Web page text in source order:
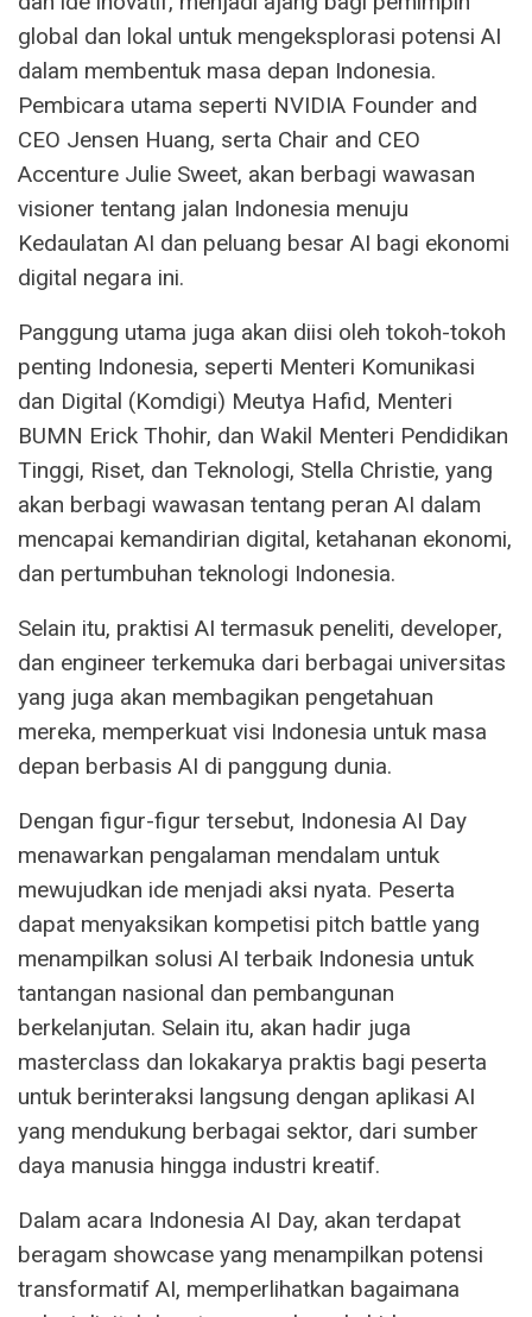
global dan lokal untuk mengeksplorasi potensi AI
dalam membentuk masa depan Indonesia.
Pembicara utama seperti NVIDIA Founder and
CEO Jensen Huang, serta Chair and CEO
Accenture Julie Sweet, akan berbagi wawasan
visioner tentang jalan Indonesia menuju
Kedaulatan AI dan peluang besar AI bagi ekonomi
digital negara ini.
Panggung utama juga akan diisi oleh tokoh-tokoh
penting Indonesia, seperti Menteri Komunikasi
dan Digital (Komdigi) Meutya Hafid, Menteri
BUMN Erick Thohir, dan Wakil Menteri Pendidikan
Tinggi, Riset, dan Teknologi, Stella Christie, yang
akan berbagi wawasan tentang peran AI dalam
mencapai kemandirian digital, ketahanan ekonomi,
dan pertumbuhan teknologi Indonesia.
Selain itu, praktisi AI termasuk peneliti, developer,
dan engineer terkemuka dari berbagai universitas
yang juga akan membagikan pengetahuan
mereka, memperkuat visi Indonesia untuk masa
depan berbasis AI di panggung dunia.
Dengan figur-figur tersebut, Indonesia AI Day
menawarkan pengalaman mendalam untuk
mewujudkan ide menjadi aksi nyata. Peserta
dapat menyaksikan kompetisi pitch battle yang
menampilkan solusi AI terbaik Indonesia untuk
tantangan nasional dan pembangunan
berkelanjutan. Selain itu, akan hadir juga
masterclass dan lokakarya praktis bagi peserta
untuk berinteraksi langsung dengan aplikasi AI
yang mendukung berbagai sektor, dari sumber
daya manusia hingga industri kreatif.
Dalam acara Indonesia AI Day, akan terdapat
beragam showcase yang menampilkan potensi
transformatif AI, memperlihatkan bagaimana